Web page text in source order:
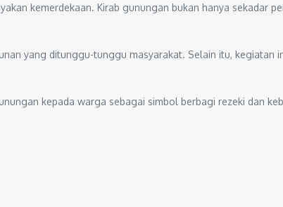
kemerdekaan. Kirab gunungan bukan hanya sekadar
yang ditunggu-tunggu masyarakat. Selain itu, kegiatan
kepada warga sebagai simbol berbagi rezeki dan